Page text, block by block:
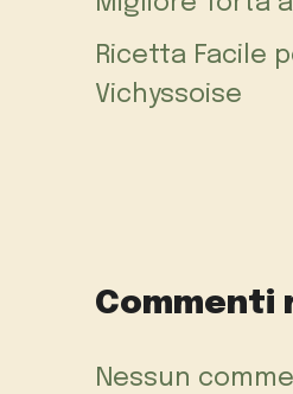
Ricetta Facile
Vichyssoise
Commenti
Nessun